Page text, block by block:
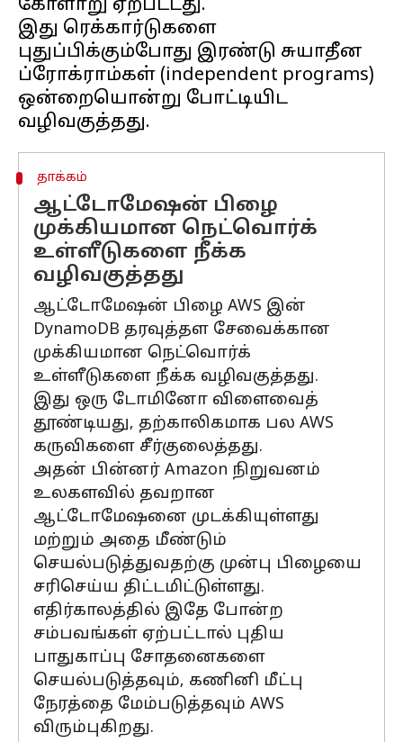
கோளாறு ஏற்பட்டது.
இது ரெக்கார்டுகளை
புதுப்பிக்கும்போது இரண்டு சுயாதீன
ப்ரோக்ராம்கள் (independent programs)
ஒன்றையொன்று போட்டியிட
தாக்கம்
ஆட்டோமேஷன் பிழை
முக்கியமான நெட்வொர்க்
உள்ளீடுகளை நீக்க
வழிவகுத்தது
ஆட்டோமேஷன் பிழை AWS இன்
DynamoDB தரவுத்தள சேவைக்கான
முக்கியமான நெட்வொர்க்
உள்ளீடுகளை நீக்க வழிவகுத்தது.
இது ஒரு டோமினோ விளைவைத்
தூண்டியது, தற்காலிகமாக பல AWS
கருவிகளை சீர்குலைத்தது.
அதன் பின்னர் Amazon நிறுவனம்
உலகளவில் தவறான
ஆட்டோமேஷனை முடக்கியுள்ளது
மற்றும் அதை மீண்டும்
செயல்படுத்துவதற்கு முன்பு பிழையை
சரிசெய்ய திட்டமிட்டுள்ளது.
எதிர்காலத்தில் இதே போன்ற
சம்பவங்கள் ஏற்பட்டால் புதிய
பாதுகாப்பு சோதனைகளை
செயல்படுத்தவும், கணினி மீட்பு
நேரத்தை மேம்படுத்தவும் AWS
விரும்புகிறது.